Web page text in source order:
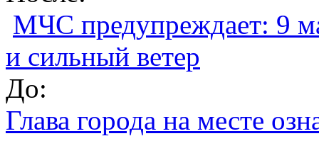
МЧС предупреждает: 9
и сильный ветер
До:
Глава города на месте